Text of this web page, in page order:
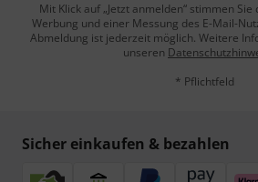
Mit Klick auf „Jetzt anmelden“ stimmen
Werbung und einer Messung des E-Mail-
Abmeldung ist jederzeit möglich. Weitere
unseren
* Pflichtfeld
Sicher einkaufen & bezahlen